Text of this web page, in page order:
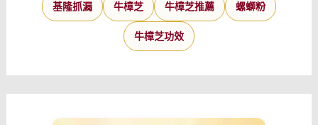
基隆抓漏 牛樟芝 牛樟芝推薦 螺螄粉
牛樟芝功效